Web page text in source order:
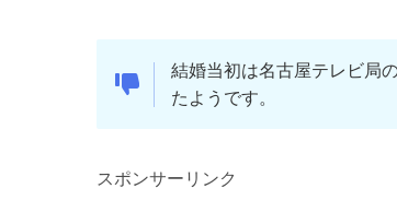
結婚当初は名古屋テレビ局
たようです。
スポンサーリンク